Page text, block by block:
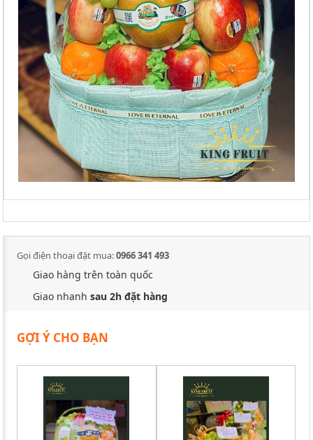
Gọi điện thoại đặt mua:0966 341 493
Giao hàng trên toàn quốc
Giao nhanh sau 2h đặt hàng
GỢI Ý CHO BẠN